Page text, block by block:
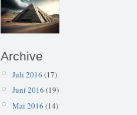
Archive
Juli 2016 (17)
Juni 2016 (19)
Mai 2016 (14)